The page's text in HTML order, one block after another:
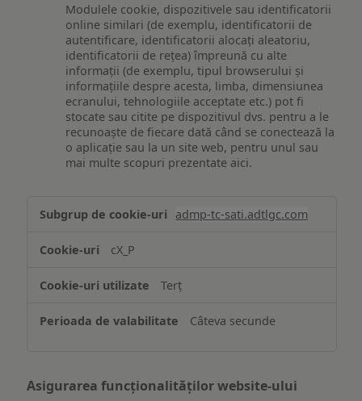
Modulele cookie, dispozitivele sau identificatorii
online similari (de exemplu, identificatorii de
autentificare, identificatorii alocați aleatoriu,
identificatorii de rețea) împreună cu alte
informații (de exemplu, tipul browserului și
informațiile despre acesta, limba, dimensiunea
ecranului, tehnologiile acceptate etc.) pot fi
stocate sau citite pe dispozitivul dvs. pentru a le
recunoaște de fiecare dată când se conectează la
o aplicație sau la un site web, pentru unul sau
mai multe scopuri prezentate aici.
și/sau
informațiilor
pe
dispozitiv
admp-tc-sati.adtlgc.com
cX_P
Terț
Câteva secunde
Asigurarea funcționalităților website-ului